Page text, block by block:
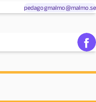
pedagogmalmo@malmo.se